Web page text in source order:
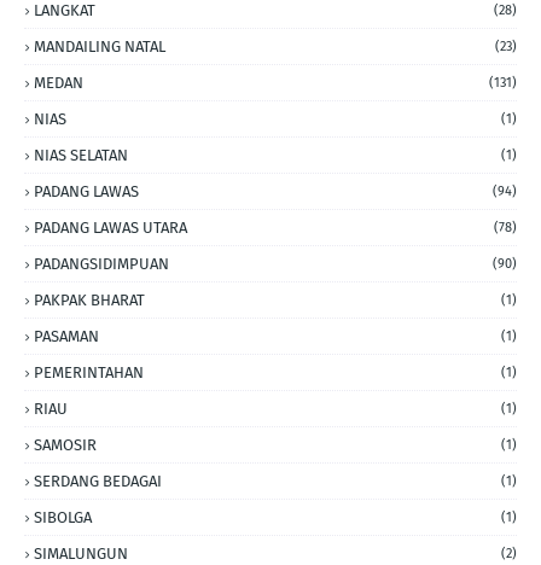
LANGKAT (28)
MANDAILING NATAL (23)
MEDAN (131)
NIAS (1)
NIAS SELATAN (1)
PADANG LAWAS (94)
PADANG LAWAS UTARA (78)
PADANGSIDIMPUAN (90)
PAKPAK BHARAT (1)
PASAMAN (1)
PEMERINTAHAN (1)
RIAU (1)
SAMOSIR (1)
SERDANG BEDAGAI (1)
SIBOLGA (1)
SIMALUNGUN (2)